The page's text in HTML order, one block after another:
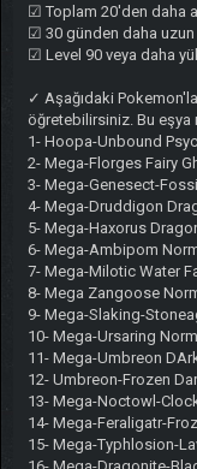
☑ Toplam 20'den daha
☑ 30 günden daha
☑ Level 90 veya daha
✓ Aşağıdaki
öğretebilirsiniz. Bu eşya
1- Hoopa-Unbound
2- Mega-Florges Fairy
3- Mega-Genesect-
4- Mega-Druddigon
5- Mega-Haxorus
6- Mega-Ambipom
7- Mega-Milotic Water
8- Mega Zangoose
9- Mega-Slaking-
10- Mega-Ursaring
11- Mega-Umbreon
12- Umbreon-Frozen
13- Mega-Noctowl-
14- Mega-Feraligatr-
15- Mega-Typhlosion-